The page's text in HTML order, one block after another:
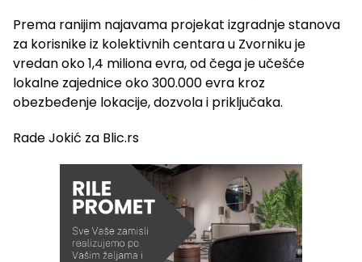
Prema ranijim najavama projekat izgradnje stanova
za korisnike iz kolektivnih centara u Zvorniku je
vredan oko 1,4 miliona evra, od čega je učešće
lokalne zajednice oko 300.000 evra kroz
obezbeđenje lokacije, dozvola i priključaka.
Rade Jokić za Blic.rs